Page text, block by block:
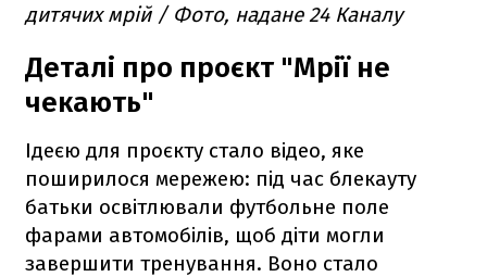
дитячих мрій / Фото, надане 24 Каналу
Деталі про проєкт "Мрії не
чекають"
Ідеєю для проєкту стало відео, яке
поширилося мережею: під час блекауту
батьки освітлювали футбольне поле
фарами автомобілів, щоб діти могли
завершити тренування. Воно стало